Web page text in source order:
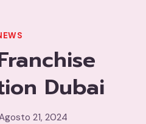
Dubai
21, 2024